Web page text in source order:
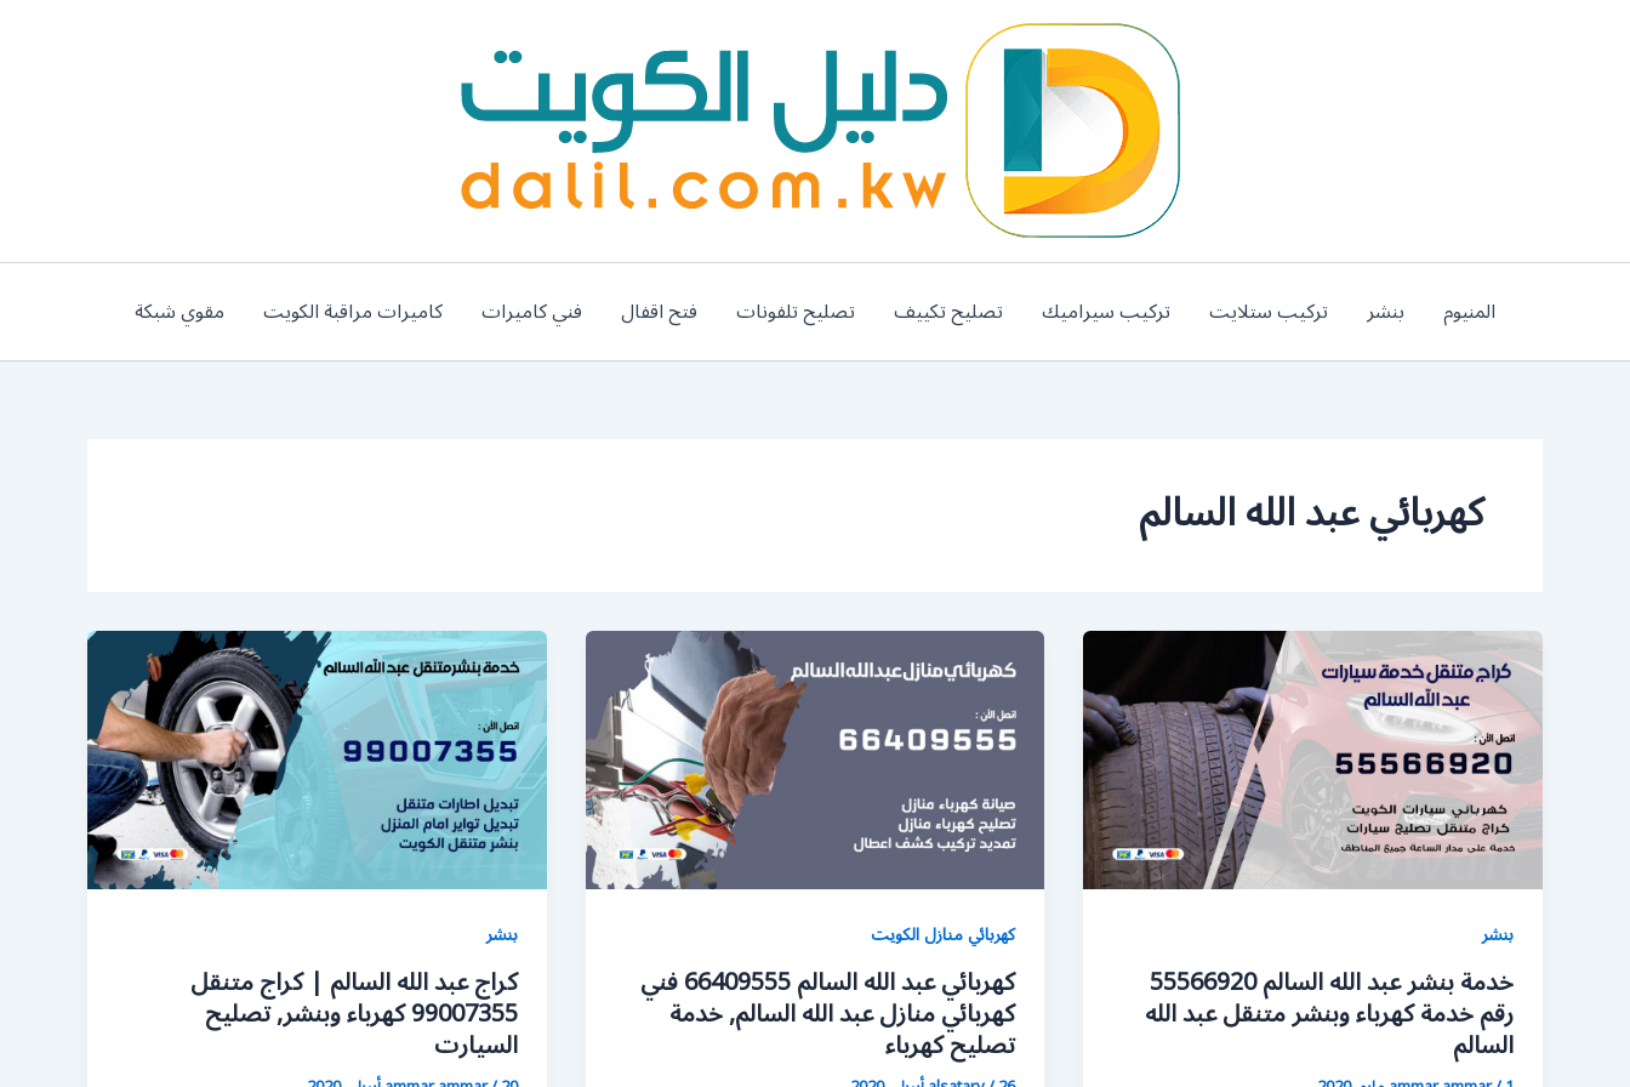
المنيوم بنشر تركيب ستلايت تركيب سيراميك تصليح تكييف تصليح تلفونات فتح اقفال فني كاميرات كاميرات مراقبة الكويت مقوي شبكة
كهربائي عبد الله السالم
بنشر
خدمة بنشر عبد الله السالم 55566920
رقم خدمة كهرباء وبنشر متنقل عبد الله
السالم
كهربائي منازل الكويت
كهربائي عبد الله السالم 66409555 فني
كهربائي منازل عبد الله السالم, خدمة
تصليح كهرباء
بنشر
كراج عبد الله السالم | كراج متنقل
99007355 كهرباء وبنشر, تصليح
السيارت